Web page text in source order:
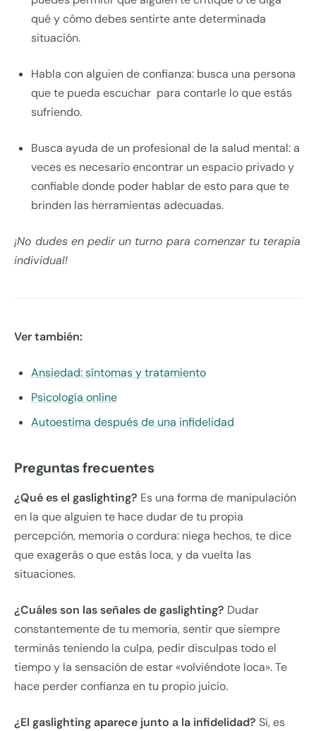
qué y cómo debes sentirte ante determinada
situación.
Habla con alguien de confianza: busca una persona
que te pueda escuchar para contarle lo que estás
sufriendo.
Busca ayuda de un profesional de la salud mental: a
veces es necesario encontrar un espacio privado y
confiable donde poder hablar de esto para que te
brinden las herramientas adecuadas.
¡No dudes en pedir un turno para comenzar tu terapia
individual!
Ver también:
Ansiedad: síntomas y tratamiento
Psicología online
Autoestima después de una infidelidad
Preguntas frecuentes
¿Qué es el gaslighting? Es una forma de manipulación
en la que alguien te hace dudar de tu propia
percepción, memoria o cordura: niega hechos, te dice
que exagerás o que estás loca, y da vuelta las
situaciones.
¿Cuáles son las señales de gaslighting? Dudar
constantemente de tu memoria, sentir que siempre
terminás teniendo la culpa, pedir disculpas todo el
tiempo y la sensación de estar «volviéndote loca». Te
hace perder confianza en tu propio juicio.
¿El gaslighting aparece junto a la infidelidad? Sí, es